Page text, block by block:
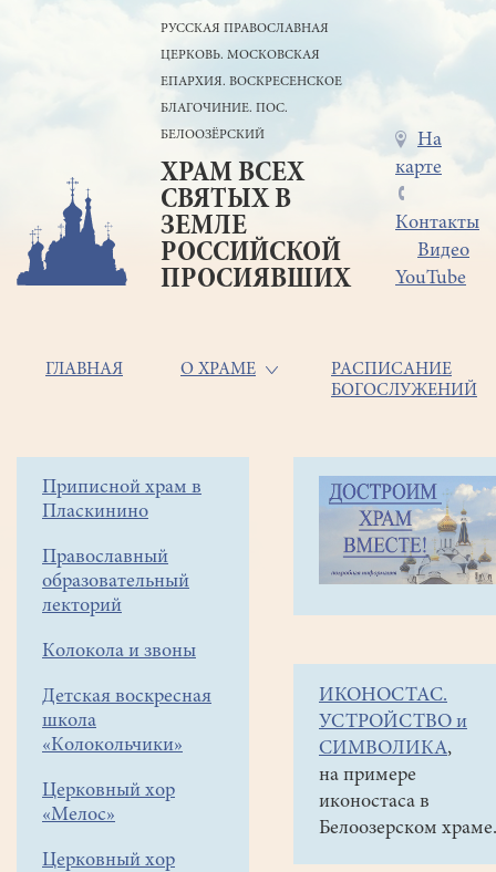
РУССКАЯ ПРАВОСЛАВНАЯ
ЦЕРКОВЬ. МОСКОВСКАЯ
ЕПАРХИЯ. ВОСКРЕСЕНСКОЕ
БЛАГОЧИНИЕ. ПОС.
БЕЛООЗЁРСКИЙ
ХРАМ ВСЕХ
СВЯТЫХ В
ЗЕМЛЕ
РОССИЙСКОЙ
ПРОСИЯВШИХ
Меню
в
шапке
На
карте
Контакты
Видео
YouTube
Основная
ГЛАВНАЯ О ХРАМЕ
РАСПИСАНИЕ
БОГОСЛУЖЕНИЙ
Боковое
меню
Приписной храм в
Пласкинино
Православный
образовательный
лекторий
Колокола и звоны
Детская воскресная
школа
«Колокольчики»
Церковный хор
«Мелос»
Церковный хор
Строка
навигации
Объявления
Расписание
центра
Коломенской
епархии
февраль-
март
2025.
ИКОНОСТАС.
УСТРОЙСТВО и
СИМВОЛИКА,
на примере
иконостаса в
Белоозерском храме.